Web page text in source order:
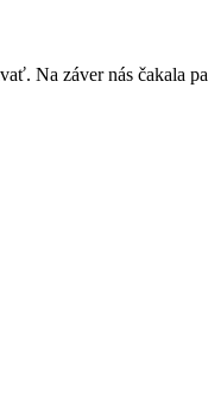
Na záver nás čakala